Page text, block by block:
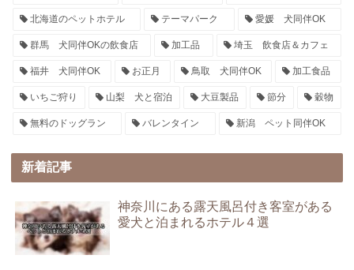
北海道のペットホテル テーマパーク 愛媛 犬同伴OK
群馬 犬同伴OKの飲食店 加工品 埼玉 飲食店＆カフェ
福井 犬同伴OK お正月 鳥取 犬同伴OK 加工食品
いちご狩り 山梨 犬と宿泊 大豆製品 節分 穀物
無料のドッグラン バレンタイン 新潟 ペット同伴OK
新着記事
神奈川にある露天風呂付き客室がある
愛犬と泊まれるホテル４選